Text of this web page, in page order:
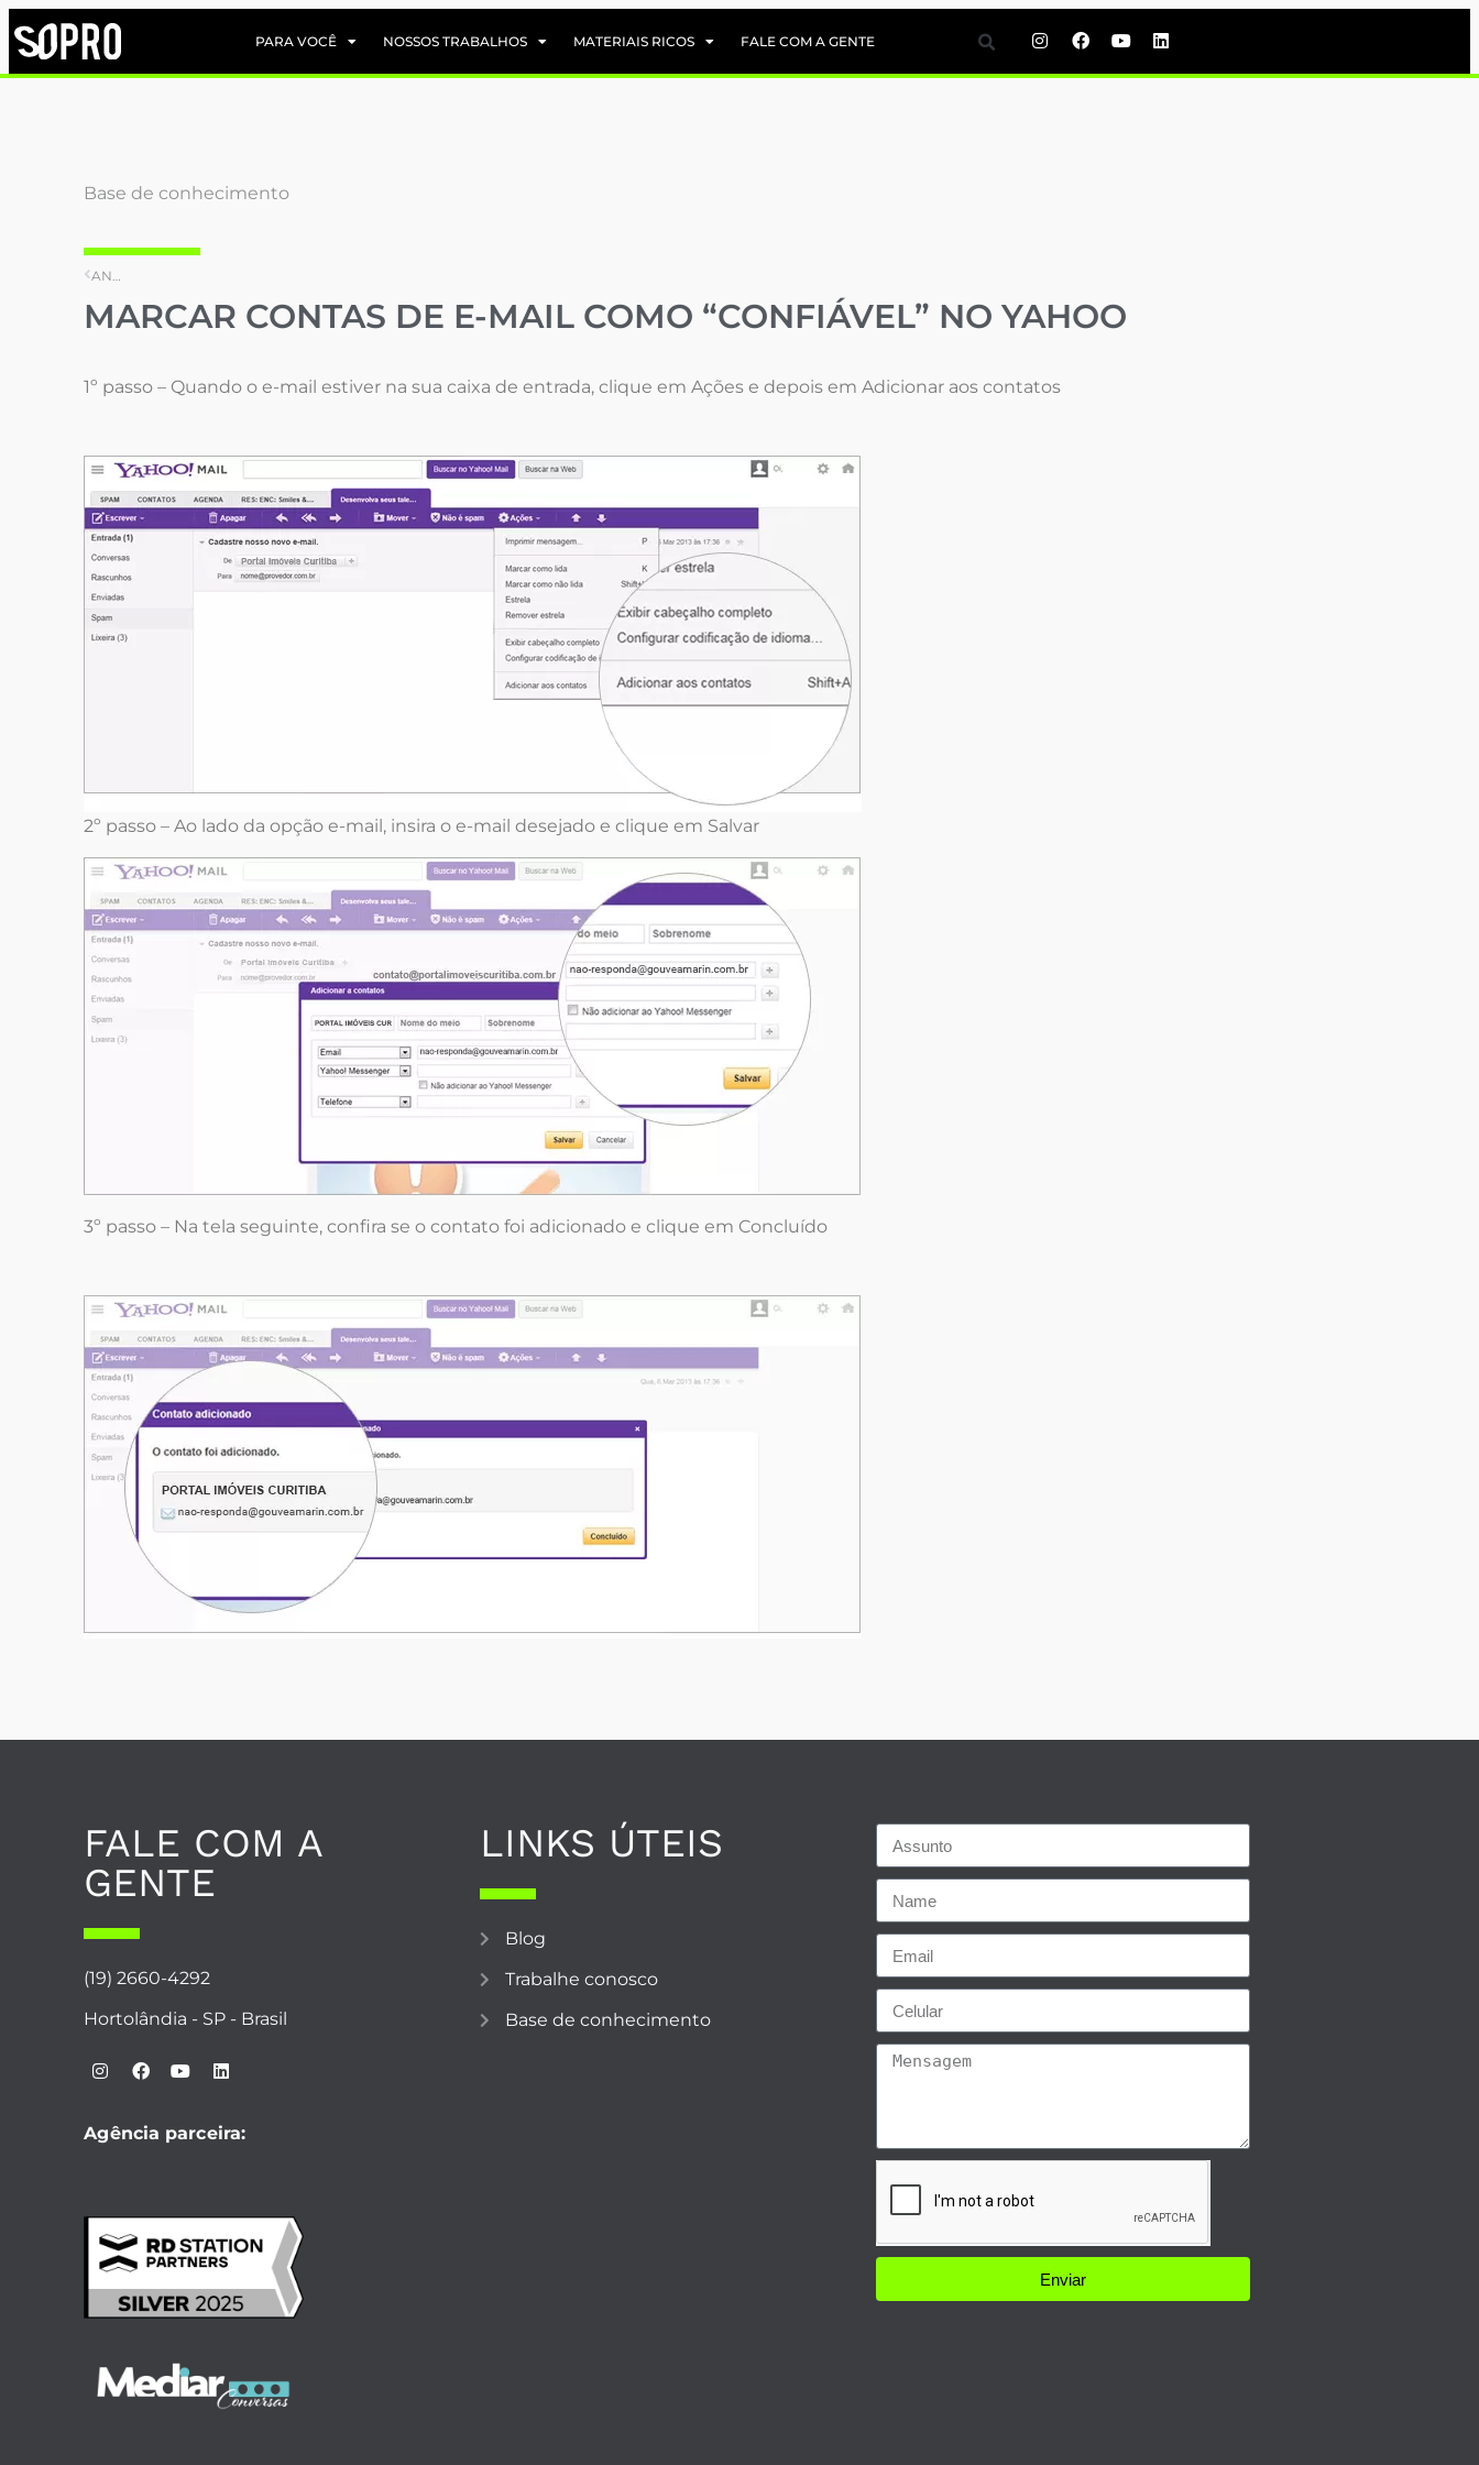
PARA VOCÊ NOSSOS TRABALHOS MATERIAIS RICOS FALE COM A GENTE
Base de conhecimento
MARCAR CONTAS DE E-MAIL COMO “CONFIÁVEL” NO YAHOO
1º passo – Quando o e-mail estiver na sua caixa de entrada, clique em Ações e depois em Adicionar aos contatos
2º passo – Ao lado da opção e-mail, insira o e-mail desejado e clique em Salvar
3º passo – Na tela seguinte, confira se o contato foi adicionado e clique em Concluído
FALE COM A
GENTE
(19) 2660-4292
Hortolândia - SP - Brasil
Agência parceira:
LINKS ÚTEIS
Blog
Trabalhe conosco
Base de conhecimento
Enviar